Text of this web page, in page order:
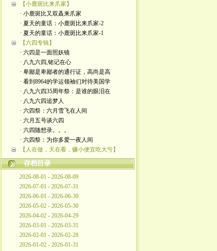
【小鹿斑比来爪家】
· 小鹿斑比又双叒来爪家
· 夏天的童话：小鹿斑比来爪家-2
· 夏天的童话：小鹿斑比来爪家-1
【六四专辑】
· 六四是一面照妖镜
· 八九六四,铭记在心
· 卑鄙是卑鄙者的通行证，高尚是高
· 看到8964的学运领袖们对待美国学
· 八九六四35周年祭：是谁的眼泪在
· 八九六四追梦人
· 六四祭：六月雪飞在人间
· 六月五号谈六四
· 六四随想录。。。
· 六四祭：为你多爱一夜人间
【人在做，天在看，赚小便宜吃大亏】
存档目录
2026-08-01 - 2026-08-09
2026-07-01 - 2026-07-31
2026-06-01 - 2026-06-30
2026-05-02 - 2026-05-30
2026-04-02 - 2026-04-29
2026-03-01 - 2026-03-31
2026-02-01 - 2026-02-28
2026-01-02 - 2026-01-31